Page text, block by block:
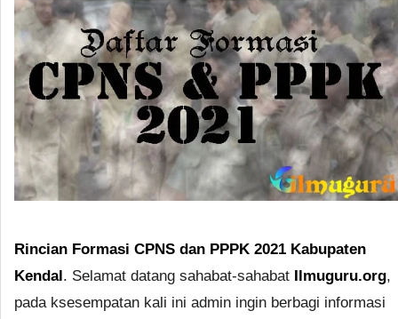
Rincian Formasi CPNS dan PPPK 2021 Kabupaten
Kendal. Selamat datang sahabat-sahabat Ilmuguru.org,
pada ksesempatan kali ini admin ingin berbagi informasi